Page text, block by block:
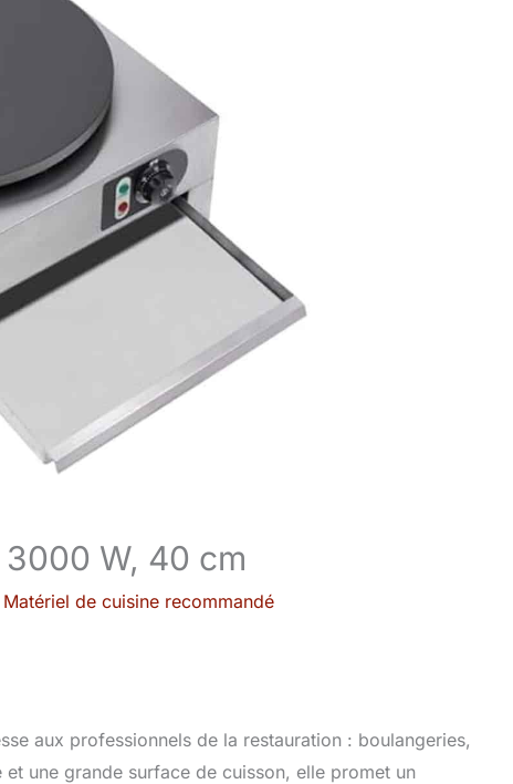
3000 W, 40 cm
Matériel de cuisine recommandé
aux professionnels de la restauration : boulangeries,
une grande surface de cuisson, elle promet un